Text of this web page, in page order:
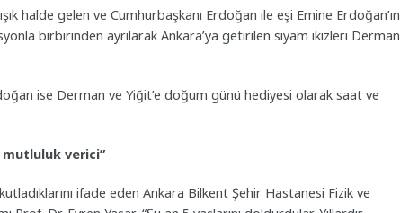
halde gelen ve Cumhurbaşkanı Erdoğan ile eşi Emine Erdoğan’ın
birbirinden ayrılarak Ankara’ya getirilen siyam ikizleri Derman
ise Derman ve Yiğit’e doğum günü hediyesi olarak saat ve
mutluluk verici”
ifade eden Ankara Bilkent Şehir Hastanesi Fizik ve